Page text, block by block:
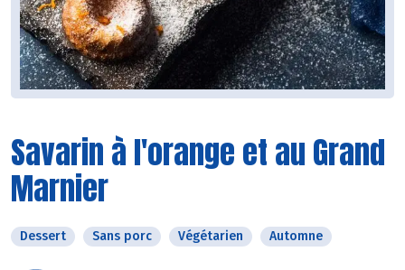
Savarin à l'orange et au Grand
Marnier
Dessert Sans porc Végétarien Automne